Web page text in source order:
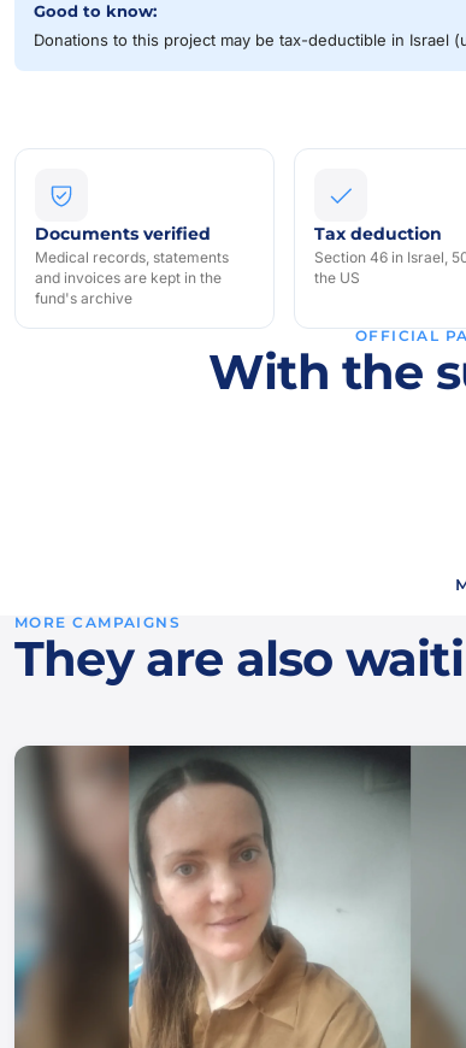
Good to know:
Donations to this project may be tax-deductible in Israel
Documents verified
Medical records, statements
and invoices are kept in the
fund's archive
Tax deduction
Section 46 in Israel,
the US
OFFICIAL
With the
MORE CAMPAIGNS
They are also